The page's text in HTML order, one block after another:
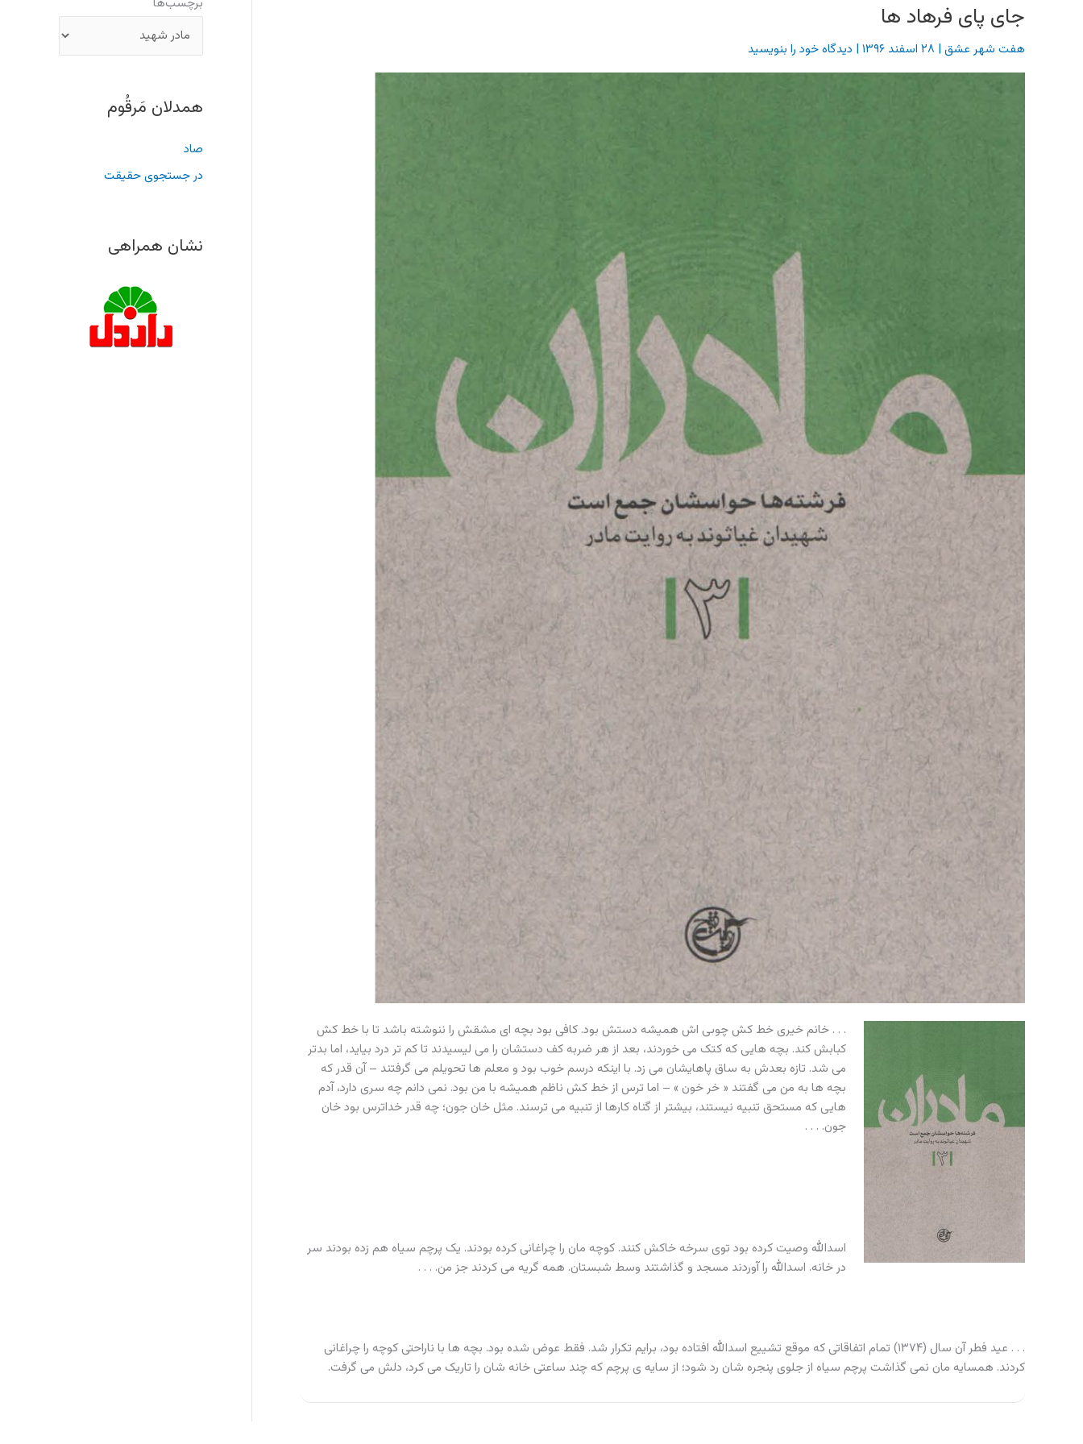
جای پای فرهاد ها
هفت شهر عشق| ۲۸ اسفند ۱۳۹۶ | دیدگاه‌ خود را بنویسید
. . . خانم خیری خط کش چوبی اش همیشه دستش بود. کافی بود بچه ای مشقش را ننوشته باشد تا با خط کش
کبابش کند. بچه هایی که کتک می خوردند، بعد از هر ضربه کف دستشان را می لیسیدند تا کم تر درد بیاید، اما بدتر
می شد. تازه بعدش به ساق پاهایشان می زد. با اینکه درسم خوب بود و معلم ها تحویلم می گرفتند – آن قدر که
بچه ها به من می گفتند « خر خون » – اما ترس از خط کش ناظم همیشه با من بود. نمی دانم چه سری دارد، آدم
هایی که مستحق تنبیه نیستند، بیشتر از گناه کارها از تنبیه می ترسند. مثل خان جون؛ چه قدر خداترس بود خان
جون. . . .
اسدالله وصیت کرده بود توی سرخه خاکش کنند. کوچه مان را چراغانی کرده بودند. یک پرچم سیاه هم زده بودند سر
در خانه. اسدالله را آوردند مسجد و گذاشتند وسط شبستان. همه گریه می کردند جز من. . . .
. . . عید فطر آن سال (۱۳۷۴) تمام اتفاقاتی که موقع تشییع اسدالله افتاده بود، برایم تکرار شد. فقط عوض شده بود. بچه ها با ناراحتی کوچه را چراغانی
کردند. همسایه مان نمی گذاشت پرچم سیاه از جلوی پنجره شان رد شود؛ از سایه ی پرچم که چند ساعتی خانه شان را تاریک می کرد، دلش می گرفت.
همدلان مَرقُوم
صاد
در جستجوی حقیقت
نشان همراهی